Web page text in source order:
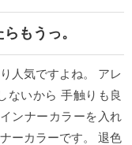
もうっ。
人気ですよね。 アレ
ないから 手触りも良
ンナーカラーを入れ
ーカラーです。 退色